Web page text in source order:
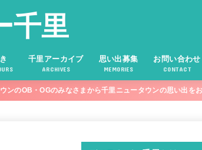
千里
千里アーカイブ
ARCHIVES
思い出募集
MEMORIES
お問い合わせ
CONTACT
のOB・OGのみなさまから千里ニュータウンの思い出をお